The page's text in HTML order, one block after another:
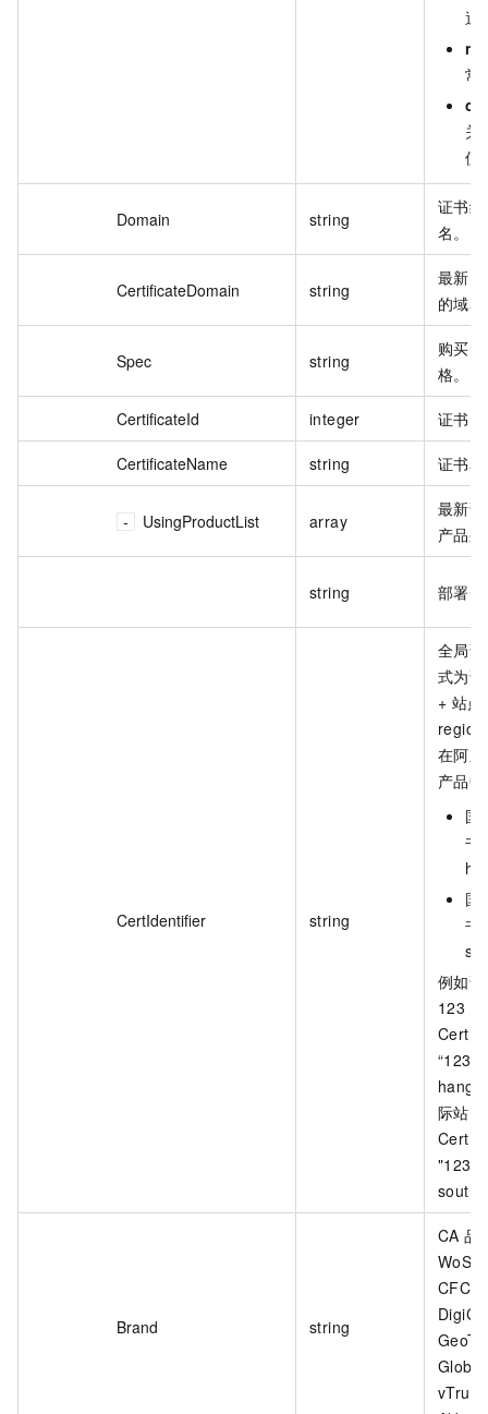
退
常
关
使
Domain string
证书
名。
CertificateDomain string
最新
的域
Spec string
购买
格。
CertificateId integer 证书
CertificateName string 证书
UsingProductList array
最新
产品
string 部署
CertIdentifier string
全局
式为
+ 站点
在阿
产品
国
书
国
书
例如
123，
“123-
际站
"123-
Brand string
CA 品
CFCA
vTrus